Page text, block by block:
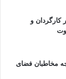
و
مخاطبان فضای